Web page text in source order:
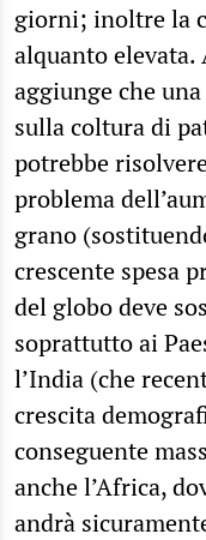
giorni; inoltre la
alquanto elevata.
aggiunge che
sulla coltura di
potrebbe
problema
grano
crescente spesa
del globo deve
soprattutto ai
l’India (che
crescita
conseguente
anche l’Africa,
andrà